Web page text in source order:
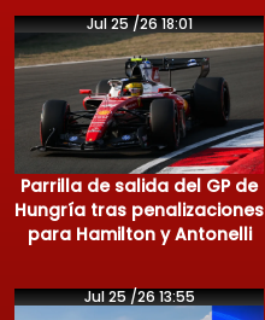
Jul 25 /26 18:01
Parrilla de salida del GP de
Hungría tras penalizaciones
para Hamilton y Antonelli
Jul 25 /26 13:55